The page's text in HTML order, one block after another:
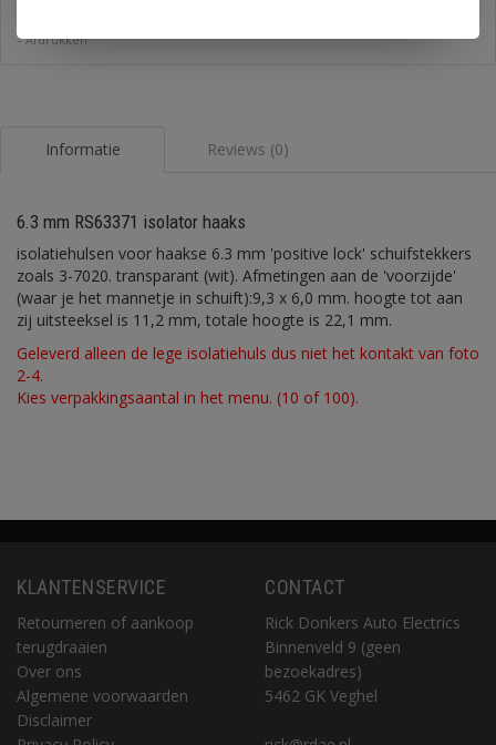
-Afdrukken
Informatie Reviews (0)
6.3 mm RS63371 isolator haaks
isolatiehulsen voor haakse 6.3 mm 'positive lock' schuifstekkers
zoals 3-7020. transparant (wit). Afmetingen aan de 'voorzijde'
(waar je het mannetje in schuift):9,3 x 6,0 mm. hoogte tot aan
zij uitsteeksel is 11,2 mm, totale hoogte is 22,1 mm.
Geleverd alleen de lege isolatiehuls dus niet het kontakt van foto
2-4.
Kies verpakkingsaantal in het menu. (10 of 100).
KLANTENSERVICE
Retourneren of aankoop
terugdraaien
Over ons
Algemene voorwaarden
Disclaimer
CONTACT
Rick Donkers Auto Electrics
Binnenveld 9 (geen
bezoekadres)
5462 GK Veghel